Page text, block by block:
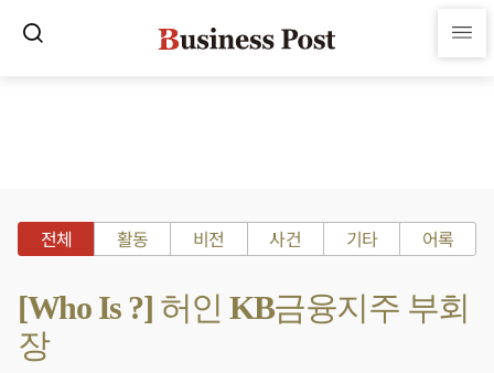
전체 활동 비전 사건 기타 어록
[Who Is ?] 허인 KB금융지주 부회
장